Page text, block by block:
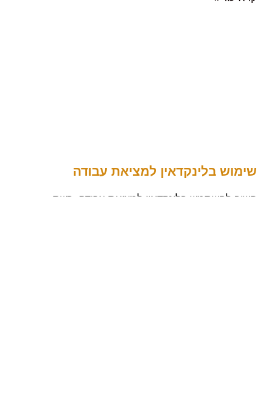
שימוש בלינקדאין למציאת עבודה
חשוב להשתמש בלינקדאין למציאת עבודה. רשת